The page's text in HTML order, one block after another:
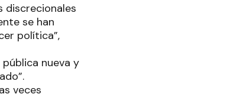
discrecionales
se han
política”,
nueva y
veces